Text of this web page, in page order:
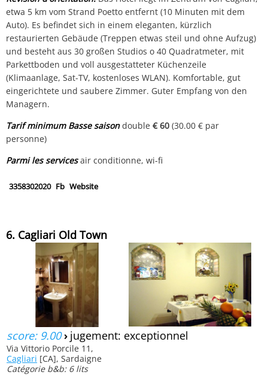
etwa 5 km vom Strand Poetto entfernt (10 Minuten mit dem
Auto). Es befindet sich in einem eleganten, kürzlich
restaurierten Gebäude (Treppen etwas steil und ohne Aufzug)
und besteht aus 30 großen Studios o 40 Quadratmeter, mit
Parkettboden und voll ausgestatteter Küchenzeile
(Klimaanlage, Sat-TV, kostenloses WLAN). Komfortable, gut
eingerichtete und saubere Zimmer. Guter Empfang von den
Managern.
Tarif minimum Basse saisondouble€ 60 (30.00 € par
personne)
Parmi les servicesair conditionne, wi-fi
3358302020 Fb Website
6. Cagliari Old Town
score: 9.00› jugement: exceptionnel
Via Vittorio Porcile 11,
Cagliari [CA], Sardaigne
Catégorie b&b: 6 lits